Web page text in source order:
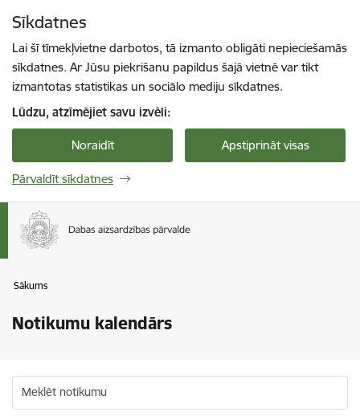
Sīkdatnes
Lai šī tīmekļvietne darbotos, tā izmanto obligāti nepieciešamās
sīkdatnes. Ar Jūsu piekrišanu papildus šajā vietnē var tikt
izmantotas statistikas un sociālo mediju sīkdatnes.
Lūdzu, atzīmējiet savu izvēli:
Noraidīt Apstiprināt visas
Pārvaldīt sīkdatnes
Sākums
Notikumu kalendārs
Meklēt notikumu